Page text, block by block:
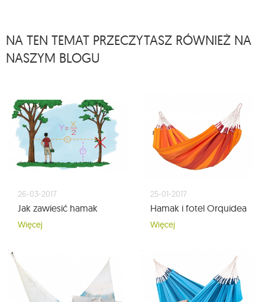
NA TEN TEMAT PRZECZYTASZ RÓWNIEŻ NA
NASZYM BLOGU
26-03-2017
Jak zawiesić hamak
Więcej
25-01-2017
Hamak i fotel Orquidea
Więcej